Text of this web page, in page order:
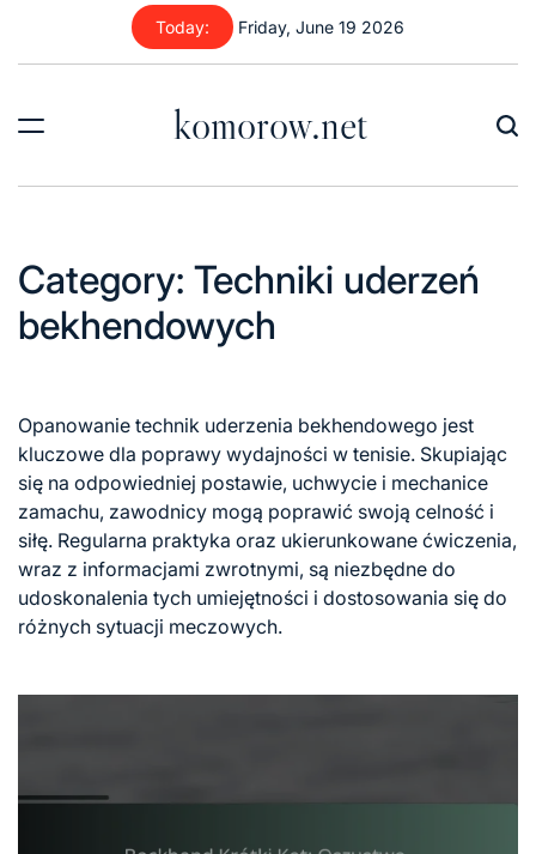
content
Today: Friday, June 19 2026
komorow.net
Category: Techniki uderzeń
bekhendowych
Opanowanie technik uderzenia bekhendowego jest
kluczowe dla poprawy wydajności w tenisie. Skupiając
się na odpowiedniej postawie, uchwycie i mechanice
zamachu, zawodnicy mogą poprawić swoją celność i
siłę. Regularna praktyka oraz ukierunkowane ćwiczenia,
wraz z informacjami zwrotnymi, są niezbędne do
udoskonalenia tych umiejętności i dostosowania się do
różnych sytuacji meczowych.